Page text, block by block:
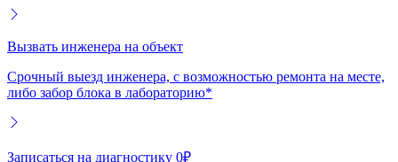
Вызвать инженера на объект
Срочный выезд инженера, с возможностью ремонта на месте,
либо забор блока в лабораторию*
Записаться на диагностику 0₽